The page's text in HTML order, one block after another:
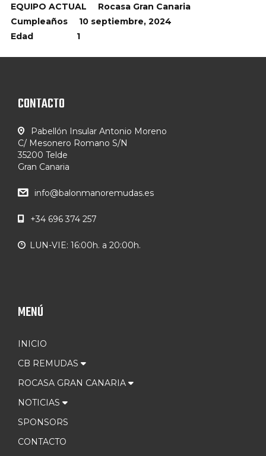
EQUIPO ACTUAL
Rocasa Gran Canaria
Cumpleaños
10 septiembre, 2024
Edad
1
CONTACTO
Pabellón Insular Antonio Moreno
C/ Mesonero Romano S/N
35200 Telde
Gran Canaria
info@balonmanoremudas.es
+34 696 374 257
LUN-VIE: 16:00h. a 20:00h.
MENÚ
INICIO
CB REMUDAS
ROCASA GRAN CANARIA
NOTICIAS
SPONSORS
CONTACTO